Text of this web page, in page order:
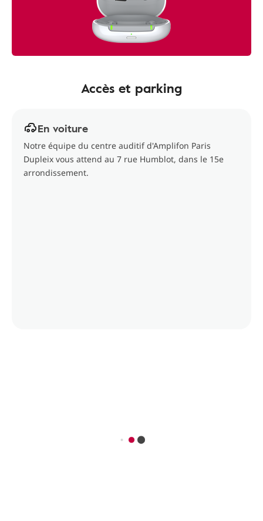
Accès et parking
En voiture
Notre équipe du centre auditif d'Amplifon Paris
Dupleix vous attend au 7 rue Humblot, dans le 15e
arrondissement.